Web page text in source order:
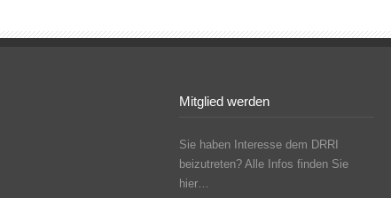
Mitglied werden
Sie haben Interesse dem DRRI
beizutreten? Alle Infos finden Sie
hier…